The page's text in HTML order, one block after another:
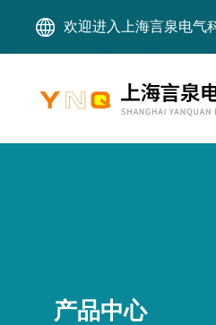
欢迎进入上海言泉电气
产品中心